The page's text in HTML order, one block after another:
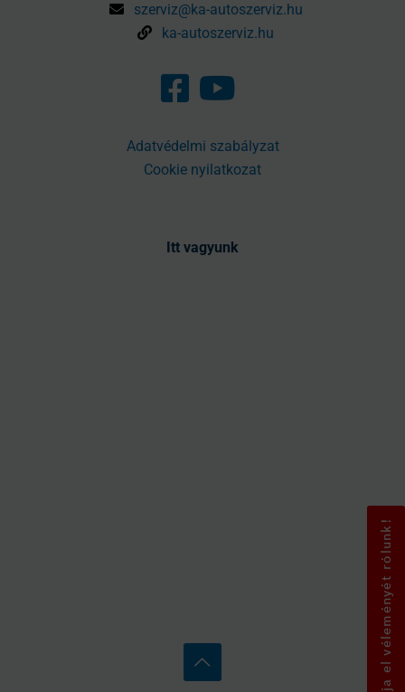
szerviz@ka-autoszerviz.hu
ka-autoszerviz.hu
Adatvédelmi szabályzat
Cookie nyilatkozat
Itt vagyunk
Mondja el véleményét rólunk!